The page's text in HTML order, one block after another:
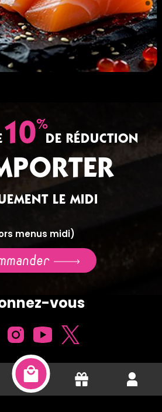
10%
DE RÉDUCTION
LE MIDI
menus midi)
vous